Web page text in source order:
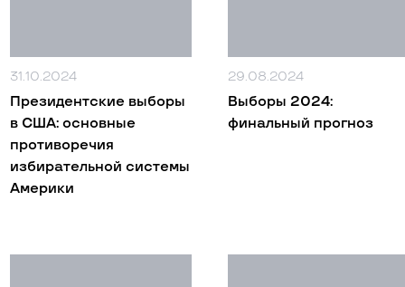
31.10.2024
Президентские выборы
в США: основные
противоречия
избирательной системы
Америки
29.08.2024
Выборы 2024:
финальный прогноз